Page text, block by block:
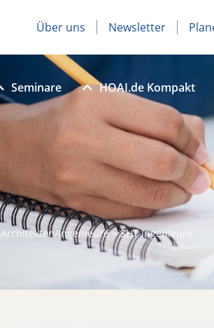
Über uns Newsletter
Seminare HOAI.de Kompakt
Architekten/Ingenieure>SHT Ingenieure